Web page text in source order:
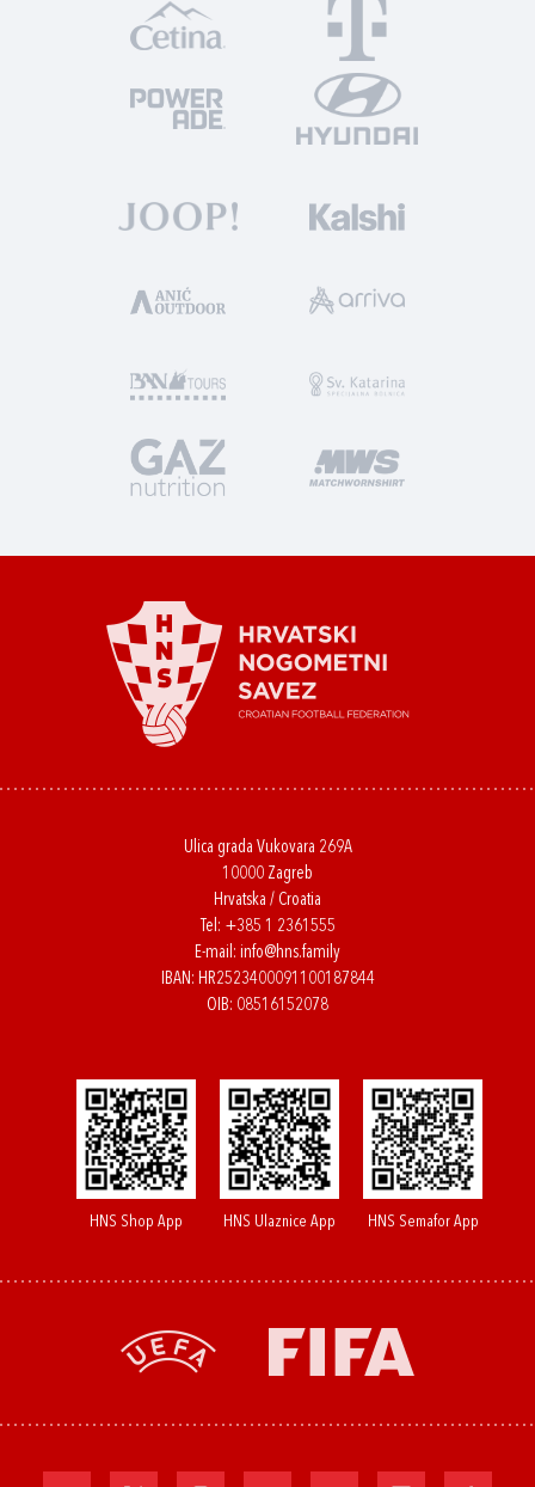
Ulica grada Vukovara 269A
10000 Zagreb
Hrvatska / Croatia
Tel: +385 1 2361555
E-mail: info@hns.family
IBAN: HR2523400091100187844
OIB: 08516152078
HNS Shop App HNS Ulaznice App HNS Semafor App